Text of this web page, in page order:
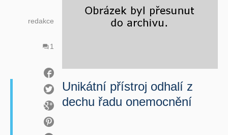
redakce
1
Unikátní přístroj odhalí z
dechu řadu onemocnění